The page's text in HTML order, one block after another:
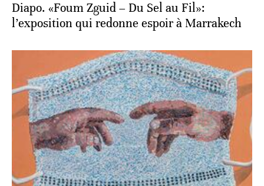
Diapo. «Foum Zguid – Du Sel au Fil»:
l’exposition qui redonne espoir à Marrakech